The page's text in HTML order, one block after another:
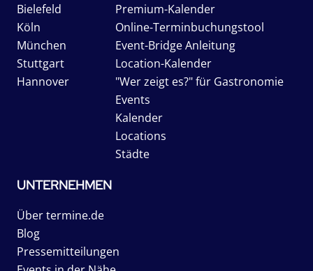
Bielefeld
Köln
München
Stuttgart
Hannover
Premium-Kalender
Online-Terminbuchungstool
Event-Bridge Anleitung
Location-Kalender
"Wer zeigt es?" für Gastronomie
Events
Kalender
Locations
Städte
UNTERNEHMEN
Über termine.de
Blog
Pressemitteilungen